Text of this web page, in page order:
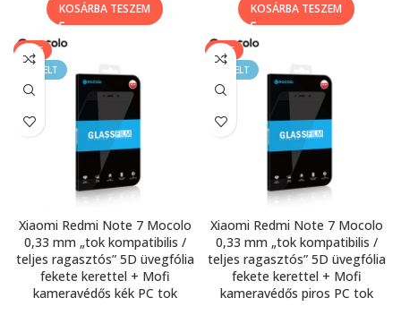
KOSÁRBA TESZEM KOSÁRBA TESZEM
SALE
KIEMELT
Xiaomi Redmi Note 7 Mocolo
0,33 mm „tok kompatibilis /
teljes ragasztós” 5D üvegfólia
fekete kerettel + Mofi
kameravédős kék PC tok
SALE
KIEMELT
Xiaomi Redmi Note 7 Mocolo
0,33 mm „tok kompatibilis /
teljes ragasztós” 5D üvegfólia
fekete kerettel + Mofi
kameravédős piros PC tok